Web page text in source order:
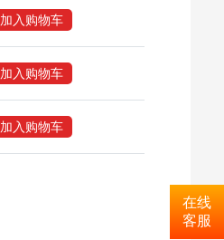
加入购物车
加入购物车
加入购物车
在线
客服